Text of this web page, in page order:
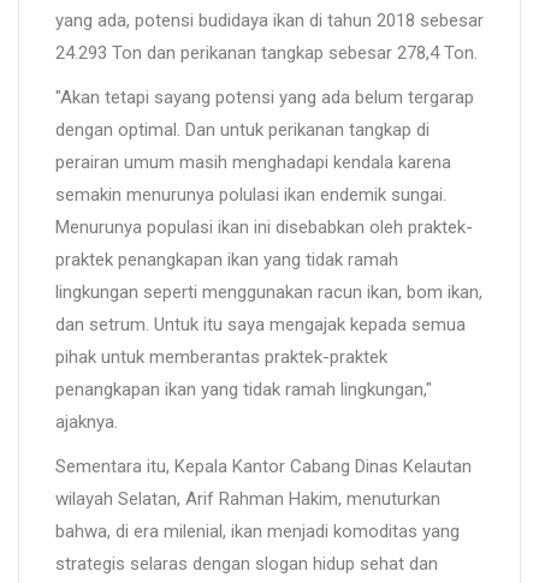
yang ada, potensi budidaya ikan di tahun 2018 sebesar
24.293 Ton dan perikanan tangkap sebesar 278,4 Ton.
"Akan tetapi sayang potensi yang ada belum tergarap
dengan optimal. Dan untuk perikanan tangkap di
perairan umum masih menghadapi kendala karena
semakin menurunya polulasi ikan endemik sungai.
Menurunya populasi ikan ini disebabkan oleh praktek-
praktek penangkapan ikan yang tidak ramah
lingkungan seperti menggunakan racun ikan, bom ikan,
dan setrum. Untuk itu saya mengajak kepada semua
pihak untuk memberantas praktek-praktek
penangkapan ikan yang tidak ramah lingkungan,"
ajaknya.
Sementara itu, Kepala Kantor Cabang Dinas Kelautan
wilayah Selatan, Arif Rahman Hakim, menuturkan
bahwa, di era milenial, ikan menjadi komoditas yang
strategis selaras dengan slogan hidup sehat dan